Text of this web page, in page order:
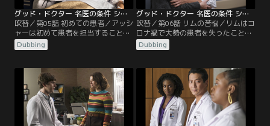
グッド・ドクター 名医の条件 シーズン4 第05話／吹替
吹替／第05話 初めての患者／アッシ
ャーは初めて患者を担当すること
に。患者はバレエの指導中に背中に
痛みが走った年配ダンサーのカー
トゲンの所見から椎骨の圧迫骨折だ
と判断する。指導役のショーンは、
リムから「新人を信頼して任せろ」
と言われていたため、アッシャーか
ら求められた再チェックに応じず骨
折の診断に同意する。
Dubbing
グッド・ドクター 名医の条件 シーズン4 第06話／吹替
吹替／第06話 リムの苦悩／リムはコ
ロナ禍で大勢の患者を失ったことが
ストレスになり、眠れぬ夜を過ごし
ている。そんな中、自動車事故で入
ン駐留のフラッシュバックで病院と
戦地を勘違いし騒ぎを起こす。何年
もPTSDの治療を受けていたものの効
果がないベンの精神的苦痛を見かね
たクレアは、脳の働き方に問題があ
ると考え…。
Dubbing